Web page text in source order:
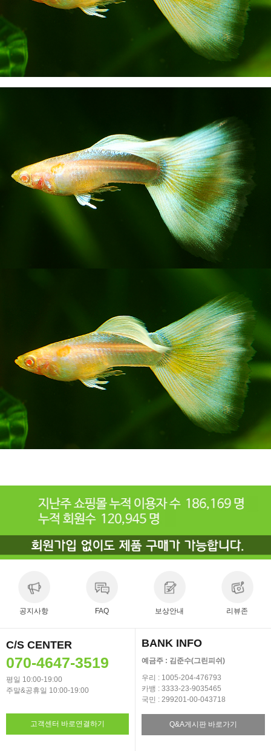
공지사항 FAQ 보상안내 리뷰존
C/S CENTER
070-4647-3519
평일 10:00-19:00
주말&공휴일 10:00-19:00
고객센터 바로연결하기
BANK INFO
예금주 : 김준수(그린피쉬)
우리 : 1005-204-476793
카뱅 : 3333-23-9035465
국민 : 299201-00-043718
Q&A게시판 바로가기